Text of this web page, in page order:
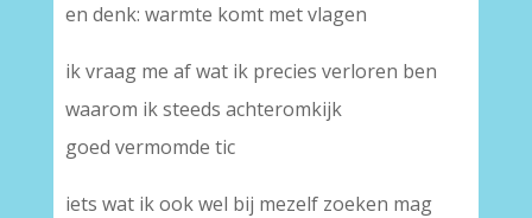
en denk: warmte komt met vlagen
ik vraag me af wat ik precies verloren ben
waarom ik steeds achteromkijk
goed vermomde tic
iets wat ik ook wel bij mezelf zoeken mag